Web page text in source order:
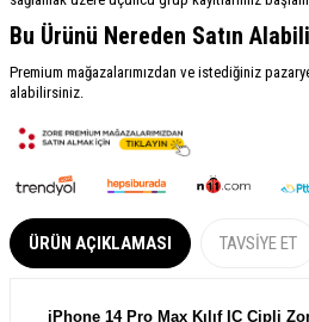
Bu Ürünü Nereden Satın
Premium mağazalarımızdan ve istediğiniz
alabilirsiniz.
ÜRÜN AÇIKLAMASI TAVSIYE ET
iPhone 14 Pro Max Kılıf IC Çipli